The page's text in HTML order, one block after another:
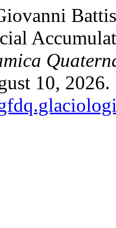
10, 2026.